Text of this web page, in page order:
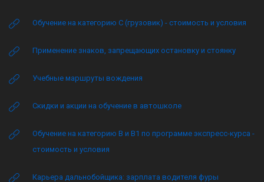
Обучение на категорию C (грузовик) - стоимость и условия
Применение знаков, запрещающих остановку и стоянку
Учебные маршруты вождения
Скидки и акции на обучение в автошколе
Обучение на категорию B и B1 по программе экспресс-курса -
стоимость и условия
Карьера дальнобойщика: зарплата водителя фуры